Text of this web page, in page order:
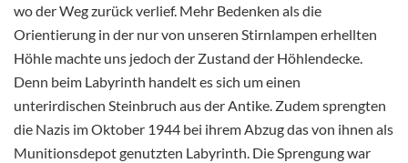
wo der Weg zurück verlief. Mehr Bedenken als die
Orientierung in der nur von unseren Stirnlampen erhellten
Höhle machte uns jedoch der Zustand der Höhlendecke.
Denn beim Labyrinth handelt es sich um einen
unterirdischen Steinbruch aus der Antike. Zudem sprengten
die Nazis im Oktober 1944 bei ihrem Abzug das von ihnen als
Munitionsdepot genutzten Labyrinth. Die Sprengung war